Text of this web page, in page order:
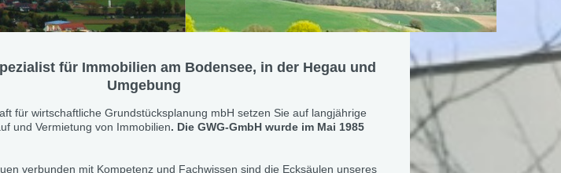
für Immobilien am Bodensee, in der Hegau und
Umgebung
für wirtschaftliche Grundstücksplanung mbH setzen Sie auf langjährige
und Vermietung von Immobilien. Die GWG-GmbH wurde im Mai 1985
verbunden mit Kompetenz und Fachwissen sind die Ecksäulen unseres